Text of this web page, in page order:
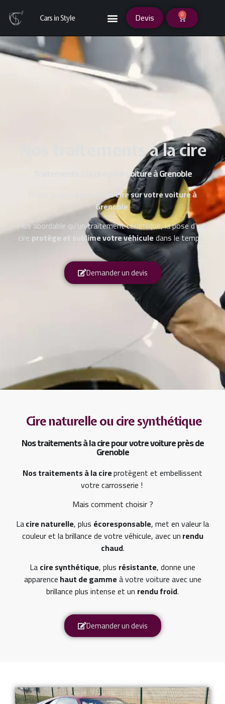
Cars in Style Devis 0
Nos traitements à la cire
Traitements à la cire pour voiture à Grenoble
pose d’une cire sur votre voiture à
Grenoble.
Plus abordable qu’un traitement céramique, la pose d’une
cire protège et sublime votre véhiculedans le temps !
Demander un devis
Cire naturelle ou cire synthétique
Nos traitements à la cire pour votre voiture près de
Grenoble
Nos traitements à la cireprotègent et embellissent
votre carrosserie !
Mais comment choisir ?
Lacire naturelle, plus écoresponsable, met en valeur la
couleur et la brillance de votre véhicule, avec unrendu
chaud.
Lacire synthétique, plus résistante, donne une
apparencehaut de gammeà votre voiture avec une
brillance plus intense et un rendu froid.
Demander un devis